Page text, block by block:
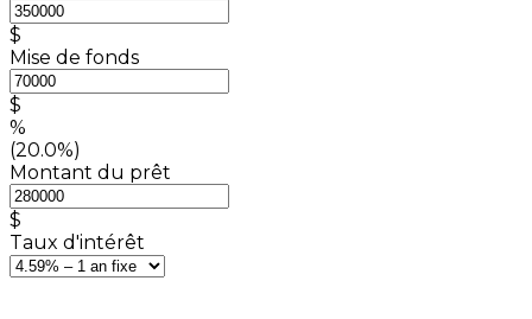
$
Mise de fonds
$
%
(20.0%)
Montant du prêt
$
Taux d'intérêt